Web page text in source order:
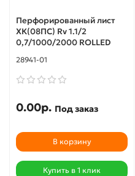
Перфорированный лист
ХК(08ПС) Rv 1.1/2
0,7/1000/2000 ROLLED
28941-01
0.00р. Под заказ
В корзину
Купить в 1 клик